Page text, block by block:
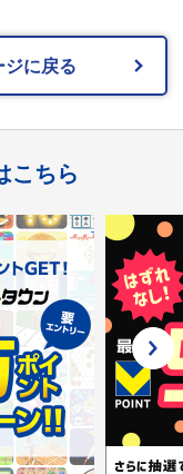
に戻る
こちら